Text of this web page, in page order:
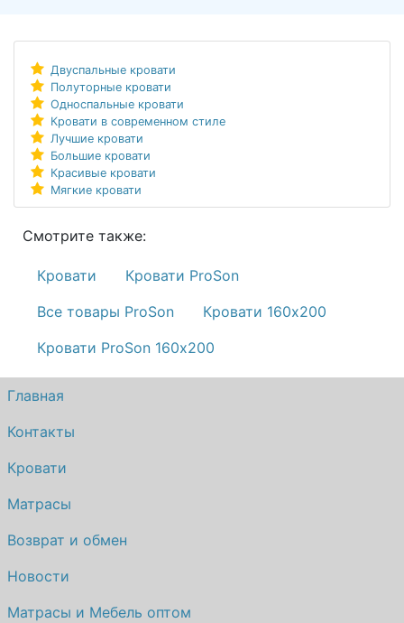
Двуспальные кровати
Полуторные кровати
Односпальные кровати
Кровати в современном стиле
Лучшие кровати
Большие кровати
Красивые кровати
Мягкие кровати
Смотрите также:
Кровати
Кровати ProSon
Все товары ProSon
Кровати 160х200
Кровати ProSon 160х200
Главная
Контакты
Кровати
Матрасы
Возврат и обмен
Новости
Матрасы и Мебель оптом